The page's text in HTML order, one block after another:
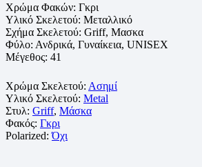
Χρώμα Φακών: Γκρι
Υλικό Σκελετού: Μεταλλικό
Σχήμα Σκελετού: Griff, Μασκα
Φύλο: Ανδρικά, Γυναίκεια, UNISEX
Μέγεθος: 41
Χρώμα Σκελετού: Ασημί
Υλικό Σκελετού: Metal
Στυλ: Griff, Μάσκα
Φακός: Γκρι
Polarized:Όχι